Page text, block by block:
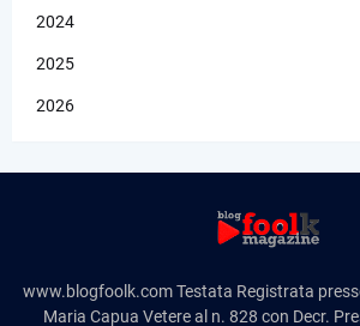
2024
2025
2026
www.blogfoolk.com Testata Registrata
Maria Capua Vetere al n. 828 con Decr.